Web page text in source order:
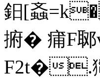
鈤[螡
捬� 痡F
F2t�.